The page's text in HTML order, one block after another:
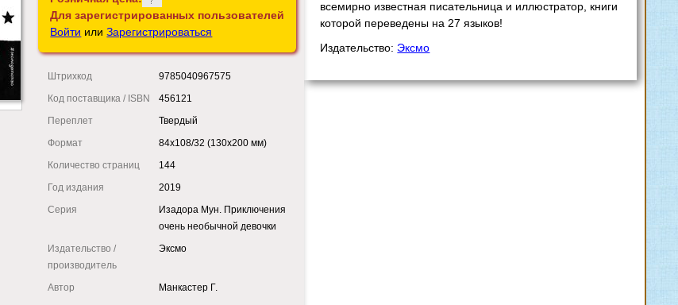
Для зарегистрированных пользователей
Войти илиЗарегистрироваться
Штрихкод
9785040967575
Код поставщика / ISBN
456121
Переплет
Твердый
Формат
84x108/32 (130x200 мм)
Количество страниц
144
Год издания
2019
Серия
Изадора Мун. Приключения
очень необычной девочки
Издательство /
производитель
Эксмо
Автор Манкастер Г.
всемирно известная писательница и иллюстратор, книги
которой переведены на 27 языков!
Издательство: Эксмо